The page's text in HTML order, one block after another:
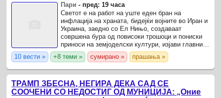
Пари - пред: 19 часа
Светот е на работ на уште еден бран на
инфлација на храната, бидејќи војните во Иран и
Украина, заедно со Ел Нињо, создаваат
совршена бура од повисоки трошоци и пониски
приноси на земјоделски култури, изјави главниот
економист на Организацијата за храна и
земјоделство на ...
10 вести » +8 теми » сумирано » прашања »
ТРАМП ЗБЕСНА, НЕГИРА ДЕКА САД СЕ
СООЧЕНИ СО НЕДОСТИГ ОД МУНИЦИЈА: „Оние